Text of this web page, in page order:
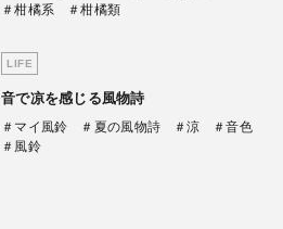
＃柑橘系
＃柑橘類
LIFE
音で凉を感じる風物詩
＃マイ風鈴 ＃夏の風物詩 ＃涼
＃音色
＃風鈴